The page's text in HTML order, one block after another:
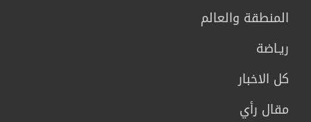
المنطقة والعالم
ريـاضة
كل الاخبار
مقال رأي